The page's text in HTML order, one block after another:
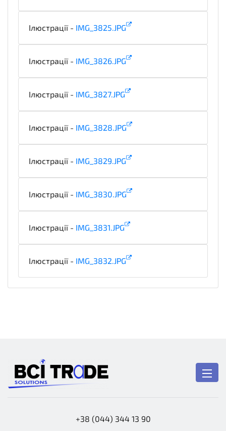
Ілюстрації - IMG_3825.JPG
Ілюстрації - IMG_3826.JPG
Ілюстрації - IMG_3827.JPG
Ілюстрації - IMG_3828.JPG
Ілюстрації - IMG_3829.JPG
Ілюстрації - IMG_3830.JPG
Ілюстрації - IMG_3831.JPG
Ілюстрації - IMG_3832.JPG
+38 (044) 344 13 90